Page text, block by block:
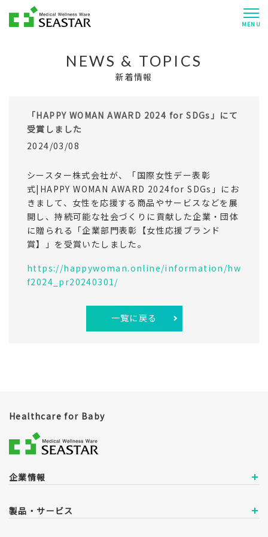
MENU
NEWS & TOPICS
新着情報
「HAPPY WOMAN AWARD 2024 for SDGs」にて
受賞しました
2024/03/08
シースター株式会社が、「国際女性デー表彰
式|HAPPY WOMAN AWARD 2024for SDGs」にお
きまして、女性を応援する商品やサービスなどを展
開し、持続可能な社会づくりに貢献した企業・団体
に贈られる「企業部門表彰【女性応援ブランド
賞】」を受賞いたしました。
https://happywoman.online/information/hw
f2024_pr20240301/
一覧に戻る
Healthcare for Baby
企業情報
製品・サービス